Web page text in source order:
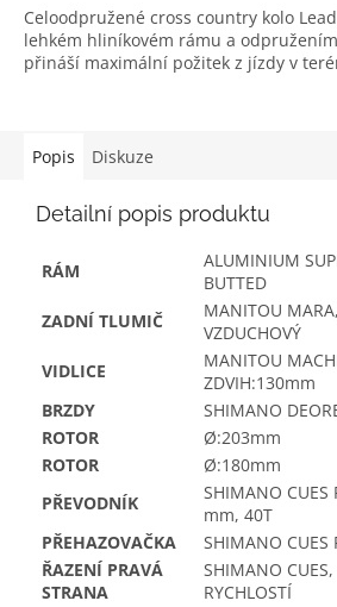
Celoodpružené cross country kolo
lehkém hliníkovém rámu a odpružením
přináší maximální požitek z jízdy v
Popis Diskuze
Detailní popis produktu
RÁM
ALUMINIUM
BUTTED
ZADNÍ TLUMIČ
MANITOU
VZDUCHOVÝ
VIDLICE
MANITOU
ZDVIH:130mm
BRZDY
SHIMANO
ROTOR
Ø:203mm
ROTOR
Ø:180mm
PŘEVODNÍK
SHIMANO CUES
mm, 40T
PŘEHAZOVAČKA
SHIMANO CUES
ŘAZENÍ PRAVÁ
STRANA
SHIMANO
RYCHLOSTÍ